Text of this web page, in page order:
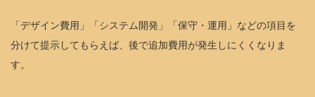
「デザイン費用」「システム開発」「保守・運用」などの項目を
分けて提示してもらえば、後で追加費用が発生しにくくなりま
す。